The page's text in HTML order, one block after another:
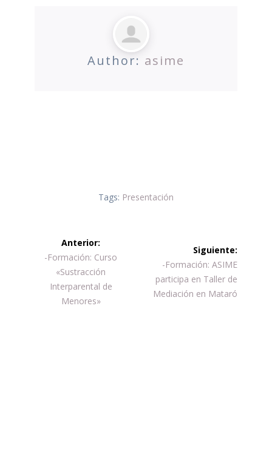
Author: asime
Tags: Presentación
Navegación
entradas
Anterior:
Entrada
anterior:
-Formación: Curso
«Sustracción
Interparental de
Menores»
Siguiente:
Siguiente
entrada:
-Formación: ASIME
participa en Taller de
Mediación en Mataró